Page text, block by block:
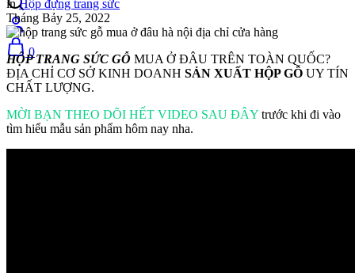
0
in Hộp đựng trang sức
Tháng Bảy 25, 2022
HỘP TRANG SỨC GỖ MUA Ở ĐÂU TRÊN TOÀN QUỐC?
ĐỊA CHỈ CƠ SỞ KINH DOANH SẢN XUẤT HỘP GỖ UY TÍN
CHẤT LƯỢNG.
MỜI BẠN THEO DÕI HẾT VIDEO SAU ĐÂY trước khi đi vào
tìm hiểu mẫu sản phẩm hôm nay nha.